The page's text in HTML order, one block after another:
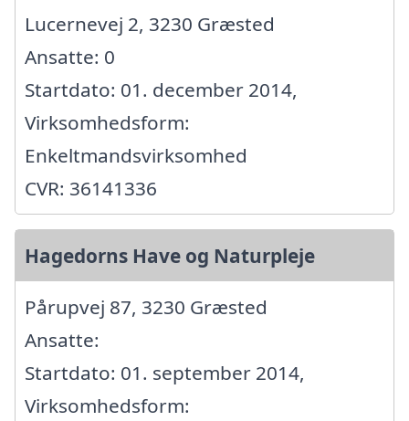
Lucernevej 2, 3230 Græsted
Ansatte: 0
Startdato: 01. december 2014,
Virksomhedsform:
Enkeltmandsvirksomhed
CVR: 36141336
Hagedorns Have og Naturpleje
Pårupvej 87, 3230 Græsted
Ansatte:
Startdato: 01. september 2014,
Virksomhedsform: